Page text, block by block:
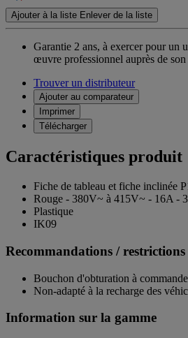
Ajouter à la liste Enlever de la liste
Garantie 2 ans, à exercer pour un
œuvre professionnel auprès de
Trouver un distributeur
Ajouter au comparateur
Imprimer
Télécharger
Caractéristiques produit
Fiche de tableau et fiche inclinée
Rouge - 380V~ à 415V~ - 16A -
Plastique
IK09
Recommandations / restrictions
Bouchon d'obturation à
Non-adapté à la recharge des
Information sur la gamme